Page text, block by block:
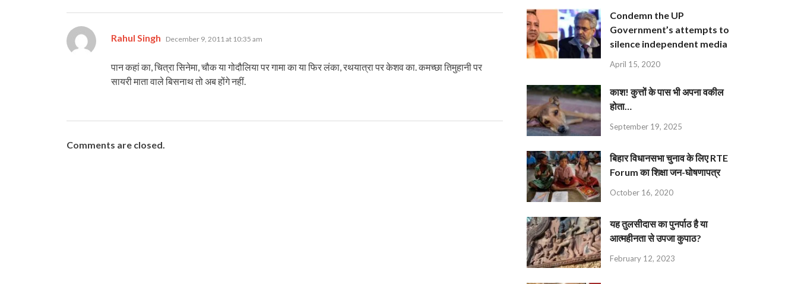
Rahul Singh says:
December 9, 2011 at 10:35 am
पान कहां का, चित्रा सिनेमा, चौक या गोदौलिया पर गामा का या फिर लंका, रथयात्रा पर केशव का. कमच्‍छा तिमुहानी पर
सायरी माता वाले बिसनाथ तो अब होंगे नहीं.
Comments are closed.
Condemn the UP
Government’s attempts to
silence independent media
April 15, 2020
काश! कुत्तों के पास भी अपना वकील
होता…
September 19, 2025
बिहार विधानसभा चुनाव के लिए RTE
Forum का शिक्षा जन-घोषणापत्र
October 16, 2020
यह तुलसीदास का पुनर्पाठ है या
आत्महीनता से उपजा कुपाठ?
February 12, 2023